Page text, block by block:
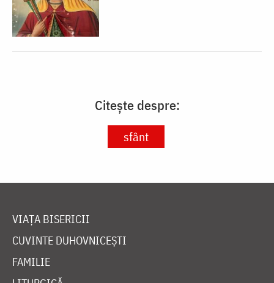
Citește despre:
sfânt
VIAȚA BISERICII
CUVINTE DUHOVNICEȘTI
FAMILIE